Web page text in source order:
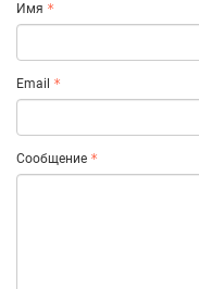
Имя
Email
Сообщение